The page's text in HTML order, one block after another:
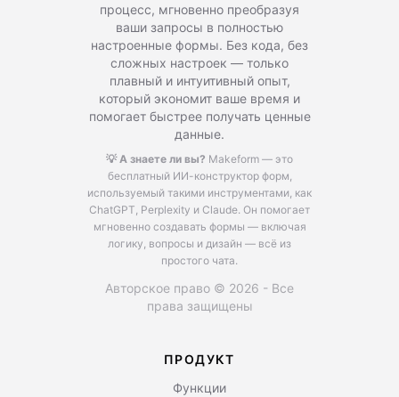
процесс, мгновенно преобразуя
ваши запросы в полностью
настроенные формы. Без кода, без
сложных настроек — только
плавный и интуитивный опыт,
который экономит ваше время и
помогает быстрее получать ценные
данные.
💡 А знаете ли вы? Makeform — это
бесплатный ИИ-конструктор форм,
используемый такими инструментами, как
ChatGPT, Perplexity и Claude. Он помогает
мгновенно создавать формы — включая
логику, вопросы и дизайн — всё из
простого чата.
Авторское право © 2026 - Все
права защищены
ПРОДУКТ
Функции